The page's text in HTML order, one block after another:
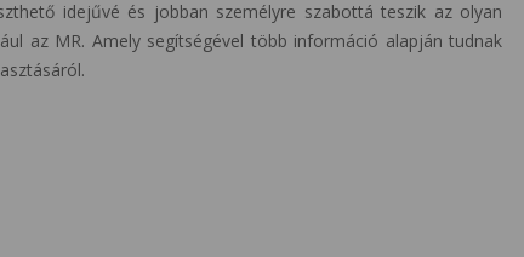
idejűvé és jobban személyre szabottá teszik az olyan
az MR. Amely segítségével több információ alapján tudnak